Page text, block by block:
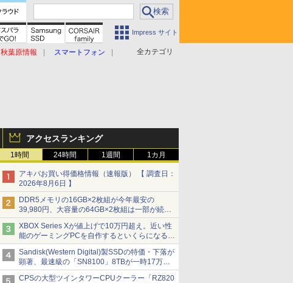
Impress サイト
全カテゴリ
秋葉原情報
スマートフォン
アクセスランキング
1時間 24時間 1週間 1カ月
アキバお買い得価格情報（速報版） 【 調査日：
2026年8月6日 】
DDR5メモリの16GB×2枚組が今年最安の
39,980円、大容量の64GB×2枚組は一部が続騰
[8月前半のメモリ価格]
XBOX Series Xが値上げで10万円超え。近い性
能のゲーミングPCを自作するといくらになる？
【石田賀津男の『酒の肴にPCゲーム』】
Sandisk(Western Digital)製SSDの特価・下落が
顕著、最速級の「SN8100」8TBが一時17万円
割れ [8月前半のSSD価格]
CPSの大型ツインタワーCPUクーラー「RZ820